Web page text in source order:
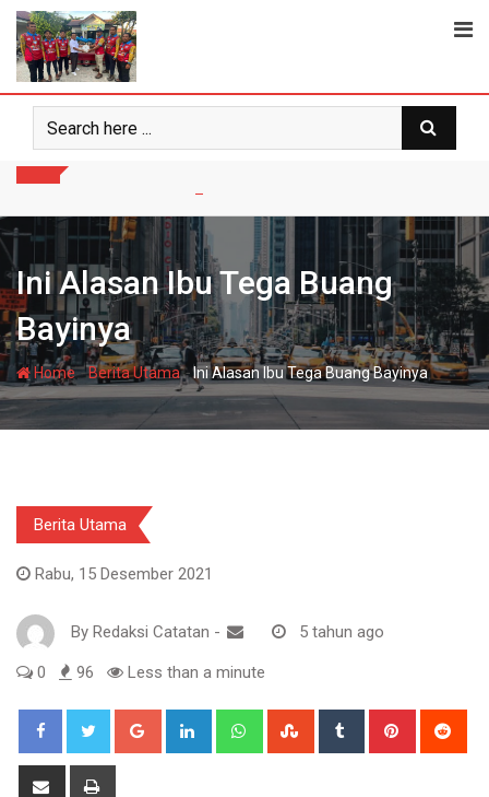
Skip
content
Ini Alasan Ibu Tega Buang
Bayinya
Home-Berita Utama-Ini Alasan Ibu Tega Buang Bayinya
Berita Utama
Rabu, 15 Desember 2021
By Redaksi Catatan - 5 tahun ago
0 96 Less than a minute
Google+ LinkedIn WhatsappStumbleUpon
Tumblr Pinterest
Share